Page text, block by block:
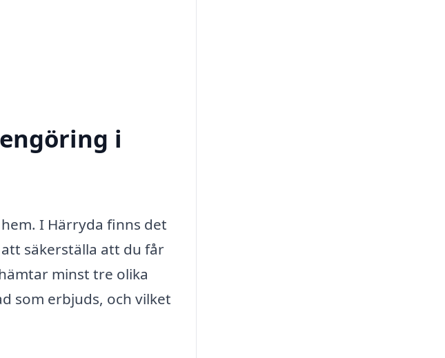
i
I Härryda finns det
säkerställa att du får
minst tre olika
som erbjuds, och vilket